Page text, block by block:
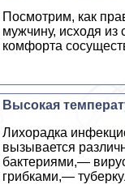
Посмотрим, как
мужчину, исходя
комфорта
Высокая
Лихорадка
вызывается
бактериями,—
грибками,—